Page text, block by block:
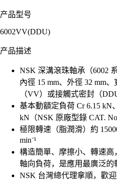
产品型号
6002VV(DDU)
产品描述
NSK 深溝滾珠軸承（6002
內徑 15 mm、外徑 32 mm
（VV）或接觸式密封（
基本動額定負荷 Cr 6.15 kN
kN（NSK 原廠型錄 CAT.
極限轉速（脂潤滑）約
min⁻¹
構造簡單、摩擦小、轉速
軸向負荷，是應用最廣泛的
NSK 台灣總代理拿順，歡